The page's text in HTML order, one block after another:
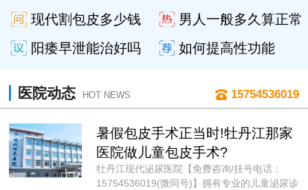
现代割包皮多少钱
男人一般多久算正常
阳痿早泄能治好吗
如何提高性功能
医院动态 HOT NEWS 15754536019
暑假包皮手术正当时!牡丹江那家
医院做儿童包皮手术?
牡丹江现代泌尿医院【免费咨询/挂号电话：
15754536019(微同号)】拥有专业的儿童泌尿诊